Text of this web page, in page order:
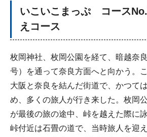
いこいこまっぷ コース
えコース
枚岡神社、枚岡公園を経て、暗越奈
号）を通って奈良方面へと向かう。
大阪と奈良を結んだ街道で、かつて
め、多くの旅人が行き来した。枚岡
が最後の旅の途中、峠を越えた際に
峠付近は石畳の道で、当時旅人を迎